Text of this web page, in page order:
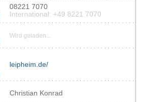
08221 7070
International: +49 8221 7070
Wird geladen...
leipheim.de/
Christian Konrad